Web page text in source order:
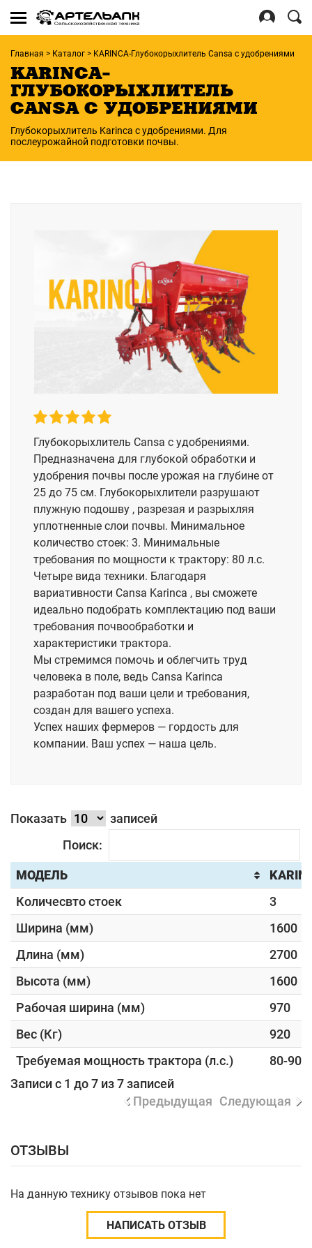
for:
Регистрация
Главная > Каталог > KARINCA-Глубокорыхлитель Cansa с удобрениями
KARINCA-
ГЛУБОКОРЫХЛИТЕЛЬ
CANSA С УДОБРЕНИЯМИ
Глубокорыхлитель Karinca с удобрениями. Для
послеурожайной подготовки почвы.
Глубокорыхлитель Cansa с удобрениями.
Предназначена для глубокой обработки и
удобрения почвы после урожая на глубине от
25 до 75 см. Глубокорыхлители разрушают
плужную подошву , разрезая и разрыхляя
уплотненные слои почвы. Минимальное
количество стоек: 3. Минимальные
требования по мощности к трактору: 80 л.с.
Четыре вида техники. Благодаря
вариативности Cansa Karinca , вы сможете
идеально подобрать комплектацию под ваши
требования почвообработки и
характеристики трактора.
Мы стремимся помочь и облегчить труд
человека в поле, ведь Cansa Karinca
разработан под ваши цели и требования,
создан для вашего успеха.
Успех наших фермеров — гордость для
компании. Ваш успех — наша цель.
Показать
записей
Поиск:
МОДЕЛЬ
Количесвто стоек
3
Ширина (мм)
1600
Длина (мм)
2700
Высота (мм)
1600
Рабочая ширина (мм)
970
Вес (Кг)
920
Требуемая мощность трактора (л.с.)
80-90
Записи с 1 до 7 из 7 записей
Предыдущая Следующая
ОТЗЫВЫ
На данную технику отзывов пока нет
НАПИСАТЬ ОТЗЫВ